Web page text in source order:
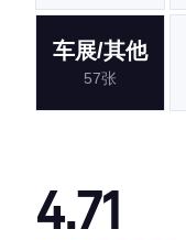
车展/其他
57张
4.71